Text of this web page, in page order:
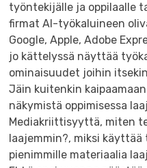
työntekijälle ja oppilaalle
firmat AI-työkaluineen
Google, Apple, Adobe
jo kättelyssä näyttää
ominaisuudet joihin
Jäin kuitenkin
näkymistä oppimisessa
Mediakriittisyyttä, miten
laajemmin?, miksi käyttää
pienimmille materiaalia